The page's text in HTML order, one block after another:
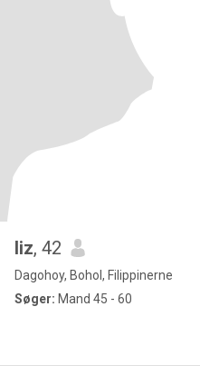
liz, 42
Dagohoy, Bohol, Filippinerne
Søger: Mand 45 - 60